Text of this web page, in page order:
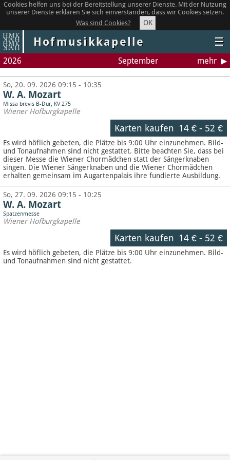
Cookies helfen uns bei der Bereitstellung unserer Dienste. Mit der Nutzung
unserer Dienste erklären Sie sich einverstanden, dass wir Cookies setzen.
Was sind Cookies?
OK
Hofmusikkapelle ☰
2026 September mehr
So, 20. 09. 2026 09:15 - 10:35
W. A. Mozart
Missa brevis B-Dur, KV 275
Wiener Hofburgkapelle
Karten kaufen 14 €- 52 €
Es wird höflich gebeten, die Plätze bis 9:00 Uhr einzunehmen. Bild-
und Tonaufnahmen sind nicht gestattet. Bitte beachten Sie, dass bei
dieser Messe die Wiener Chormädchen statt der Sängerknaben
singen. Die Wiener Sängerknaben und die Wiener Chormädchen
erhalten gemeinsam im Augartenpalais ihre fundierte Ausbildung.
So, 27. 09. 2026 09:15 - 10:25
W. A. Mozart
Spatzenmesse
Wiener Hofburgkapelle
Karten kaufen 14 €- 52 €
Es wird höflich gebeten, die Plätze bis 9:00 Uhr einzunehmen. Bild-
und Tonaufnahmen sind nicht gestattet.